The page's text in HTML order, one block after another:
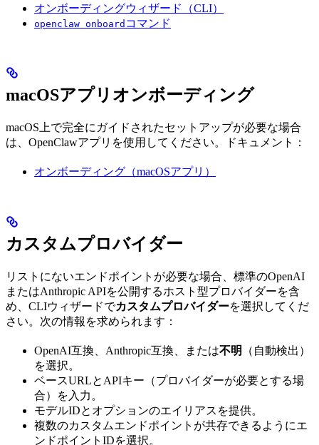
オンボーディングウィザード（CLI）
openclaw onboard コマンド
macOSアプリオンボーディング
macOS上で完全にガイドされたセットアップが必要な場合
は、OpenClawアプリを使用してください。ドキュメント：
オンボーディング（macOSアプリ）
カスタムプロバイダー
リストにないエンドポイントが必要な場合、標準のOpenAI
またはAnthropic APIを公開するホスト型プロバイダーを含
め、CLIウィザードでカスタムプロバイダーを選択してくだ
さい。次の情報を求められます：
OpenAI互換、Anthropic互換、または不明
（自動検出）
を選択。
ベースURLとAPIキー（プロバイダーが必要とする場
合）を入力。
モデルIDとオプションのエイリアスを提供。
複数のカスタムエンドポイントが共存できるようにエ
ンドポイントIDを選択。